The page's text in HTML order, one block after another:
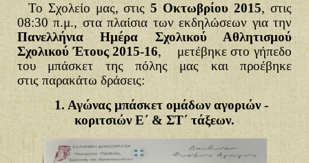
Το Σχολείο μας, στις5 Οκτωβρίου 2015, στις
08:30 π.μ., στα πλαίσια των εκδηλώσεων για την
Πανελλήνια Ημέρα Σχολικού Αθλητισμού
Σχολικού Έτους 2015-16, μετέβηκε στο γήπεδο
του μπάσκετ της πόλης μας καιπροέβηκε
στιςπαρακάτω δράσεις:
1. Αγώνας μπάσκετ ομάδων αγοριών -
κοριτσιών Ε΄ & ΣΤ΄ τάξεων.